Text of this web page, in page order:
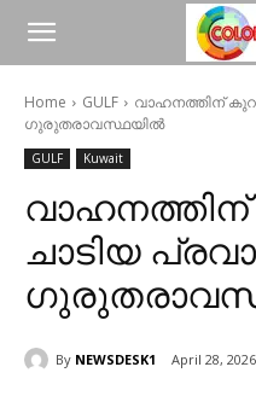
Home GULF
വാഹനത്തിന്
ഗുരുതരാവസ്ഥയിൽ
GULF Kuwait
ചാടിയ
By NEWSDESK1 April 28, 2026